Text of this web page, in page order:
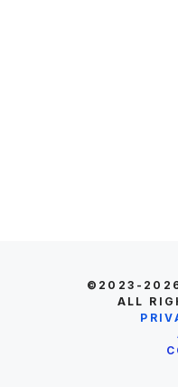
©2023-
ALL